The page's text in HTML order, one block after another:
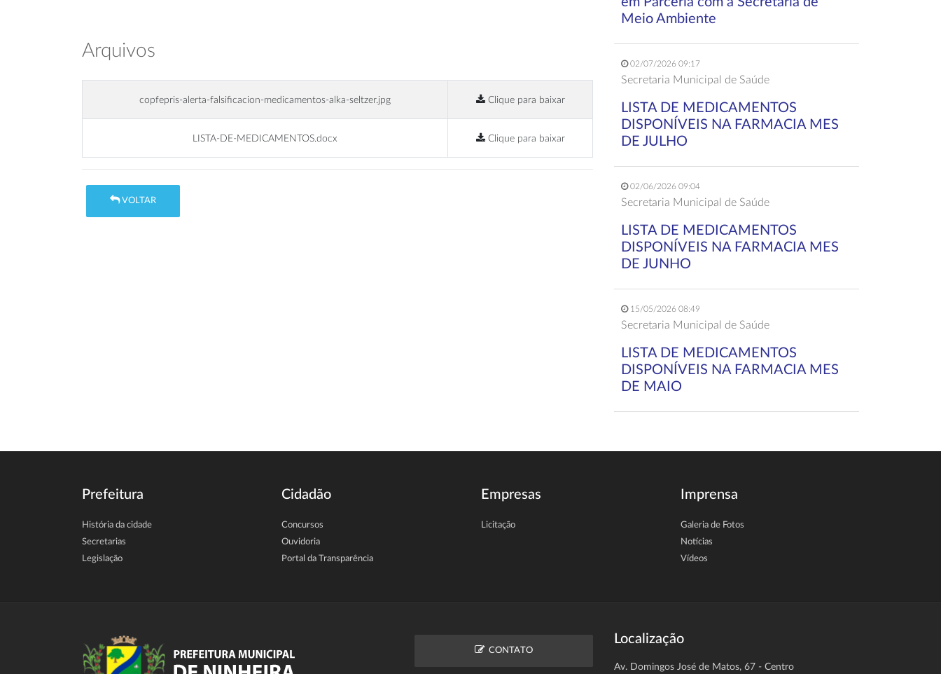
Arquivos
copfepris-alerta-falsificacion-medicamentos-alka-seltzer.jpg Clique para baixar
LISTA-DE-MEDICAMENTOS.docx Clique para baixar
VOLTAR
Meio Ambiente
02/07/2026 09:17
Secretaria Municipal de Saúde
LISTA DE MEDICAMENTOS
DISPONÍVEIS NA FARMACIA MES
DE JULHO
02/06/2026 09:04
Secretaria Municipal de Saúde
LISTA DE MEDICAMENTOS
DISPONÍVEIS NA FARMACIA MES
DE JUNHO
15/05/2026 08:49
Secretaria Municipal de Saúde
LISTA DE MEDICAMENTOS
DISPONÍVEIS NA FARMACIA MES
DE MAIO
Prefeitura
História da cidade
Secretarias
Legislação
Cidadão
Concursos
Ouvidoria
Portal da Transparência
Empresas
Licitação
Imprensa
Galeria de Fotos
Notícias
Vídeos
CONTATO
Localização
Av. Domingos José de Matos, 67 - Centro